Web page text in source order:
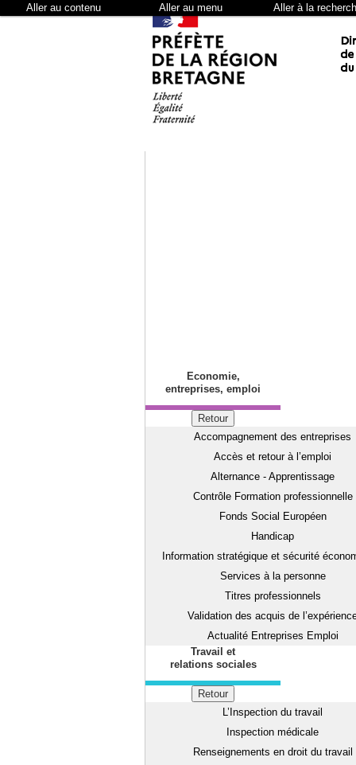
Aller au contenu Aller au menu Aller à la
Economie,
entreprises, emploi
Retour
Accompagnement des entreprises
Accès et retour à l’emploi
Alternance - Apprentissage
Contrôle Formation professionnelle
Fonds Social Européen
Handicap
Information stratégique et sécurité
Services à la personne
Titres professionnels
Validation des acquis de
Actualité Entreprises Emploi
Travail et
relations sociales
Retour
L’Inspection du travail
Inspection médicale
Renseignements en droit du travail